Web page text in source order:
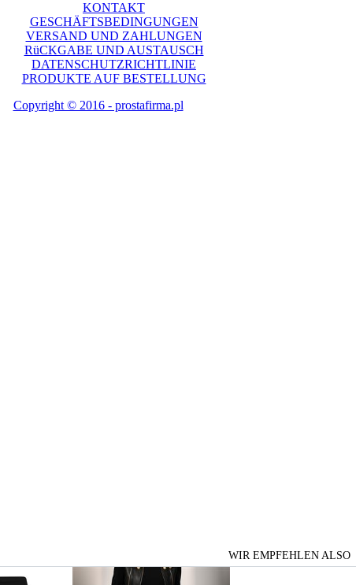
WIR EMPFEHLEN ALSO
KONTAKT
GESCHÄFTSBEDINGUNGEN
VERSAND UND ZAHLUNGEN
RüCKGABE UND AUSTAUSCH
DATENSCHUTZRICHTLINIE
PRODUKTE AUF BESTELLUNG
Copyright © 2016 - prostafirma.pl